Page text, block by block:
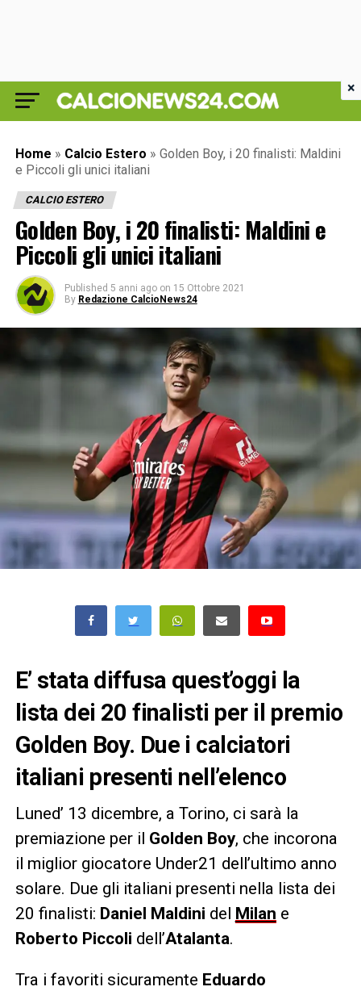
Home » Calcio Estero » Golden Boy, i 20 finalisti: Maldini
e Piccoli gli unici italiani
CALCIO ESTERO
Golden Boy, i 20 finalisti: Maldini e
Piccoli gli unici italiani
Published 5 anni ago on 15 Ottobre 2021
By Redazione CalcioNews24
E’ stata diffusa quest’oggi la
lista dei 20 finalisti per il premio
Golden Boy. Due i calciatori
italiani presenti nell’elenco
Luned’ 13 dicembre, a Torino, ci sarà la
premiazione per il Golden Boy, che incorona
il miglior giocatore Under21 dell’ultimo anno
solare. Due gli italiani presenti nella lista dei
20 finalisti: Daniel Maldini del Milan e
Roberto Piccoli dell’Atalanta.
Tra i favoriti sicuramente Eduardo
×